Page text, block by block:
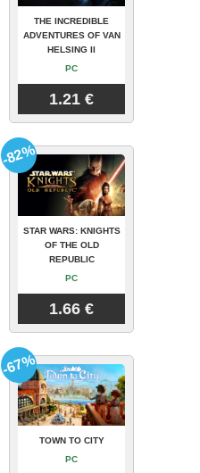
THE INCREDIBLE
ADVENTURES OF VAN
HELSING II
PC
1.21 €
STAR WARS: KNIGHTS
OF THE OLD
REPUBLIC
PC
1.66 €
-82%
TOWN TO CITY
PC
-67%